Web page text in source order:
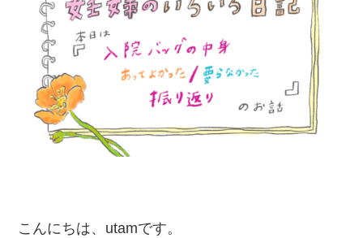
こんにちは、utamです。